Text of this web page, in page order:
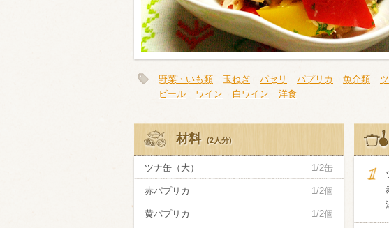
野菜・いも類 玉ねぎ パセリ パプリカ 魚介類
ビール
ワイン 白ワイン 洋食
材料 (2人分)
ツナ缶（大） 1/2缶
赤パプリカ 1/2個
黄パプリカ 1/2個